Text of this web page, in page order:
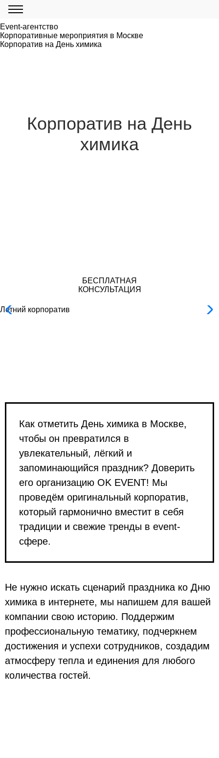
Event-агентство
Корпоративные мероприятия в Москве
Корпоратив на День химика
Корпоратив на День
химика
БЕСПЛАТНАЯ
КОНСУЛЬТАЦИЯ
Летний корпоратив
Как отметить День химика в Москве,
чтобы он превратился в
увлекательный, лёгкий и
запоминающийся праздник? Доверить
его организацию OK EVENT! Мы
проведём оригинальный корпоратив,
который гармонично вместит в себя
традиции и свежие тренды в event-
сфере.
Не нужно искать сценарий праздника ко Дню
химика в интернете, мы напишем для вашей
компании свою историю. Поддержим
профессиональную тематику, подчеркнем
достижения и успехи сотрудников, создадим
атмосферу тепла и единения для любого
количества гостей.